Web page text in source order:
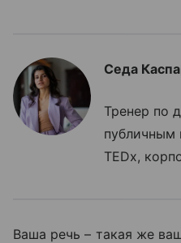
Седа
Тренер по
публичным
TEDx,
Ваша речь – такая же